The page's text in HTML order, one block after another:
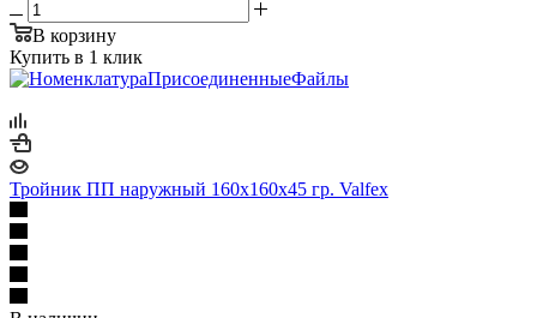
В корзину
Купить в 1 клик
Тройник ПП наружный 160х160х45 гр. Valfex